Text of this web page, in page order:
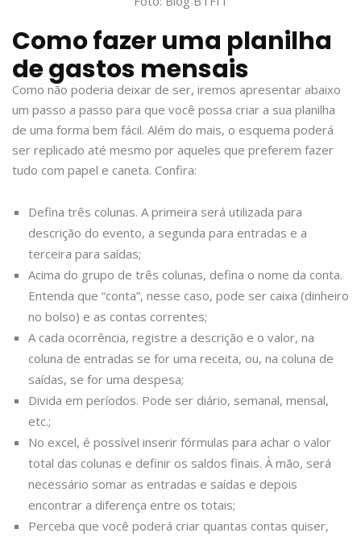
Como fazer uma planilha
de gastos mensais
Como não poderia deixar de ser, iremos apresentar abaixo
um passo a passo para que você possa criar a sua planilha
de uma forma bem fácil. Além do mais, o esquema poderá
ser replicado até mesmo por aqueles que preferem fazer
tudo com papel e caneta. Confira:
Defina três colunas. A primeira será utilizada para
descrição do evento, a segunda para entradas e a
terceira para saídas;
Acima do grupo de três colunas, defina o nome da conta.
Entenda que “conta”, nesse caso, pode ser caixa (dinheiro
no bolso) e as contas correntes;
A cada ocorrência, registre a descrição e o valor, na
coluna de entradas se for uma receita, ou, na coluna de
saídas, se for uma despesa;
Divida em períodos. Pode ser diário, semanal, mensal,
etc.;
No excel, é possível inserir fórmulas para achar o valor
total das colunas e definir os saldos finais. À mão, será
necessário somar as entradas e saídas e depois
encontrar a diferença entre os totais;
Perceba que você poderá criar quantas contas quiser,